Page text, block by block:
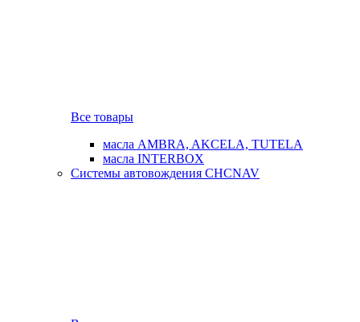
Все товары
масла AMBRA, AKCELA, TUTELA
масла INTERBOX
Системы автовождения CHCNAV